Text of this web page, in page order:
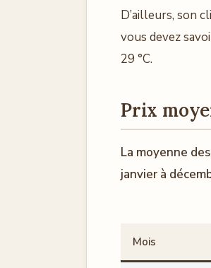
D’ailleurs, son
vous devez
29 °C.
Prix
La moyenne
janvier à
Mois